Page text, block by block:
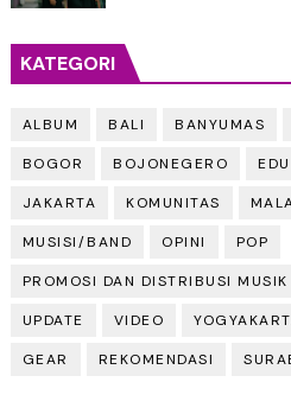
KATEGORI
ALBUM BALI BANYUMAS
BOGOR BOJONEGERO
JAKARTA KOMUNITAS
MUSISI/BAND OPINI POP
PROMOSI DAN DISTRIBUSI MUSIK
UPDATE VIDEO
GEAR REKOMENDASI